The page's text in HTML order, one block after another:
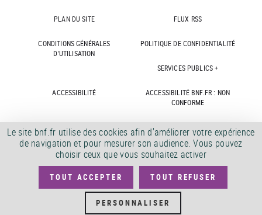
PLAN DU SITE FLUX RSS
CONDITIONS GÉNÉRALES
D'UTILISATION
POLITIQUE DE CONFIDENTIALITÉ
SERVICES PUBLICS +
ACCESSIBILITÉ
ACCESSIBILITÉ BNF.FR : NON
CONFORME
MARCHÉS PUBLICS OFFRES D'EMPLOI
DÉMATÉRIALISATION FACTURES CRÉDITS
©
Le site bnf.fr utilise des cookies afin d'améliorer votre expérience
de navigation et pour mesurer son audience. Vous pouvez
choisir ceux que vous souhaitez activer
TOUT ACCEPTER TOUT REFUSER
PERSONNALISER